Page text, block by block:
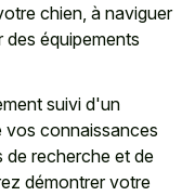
chien, à naviguer
des équipements
suivi d'un
vos connaissances
recherche et de
démontrer votre